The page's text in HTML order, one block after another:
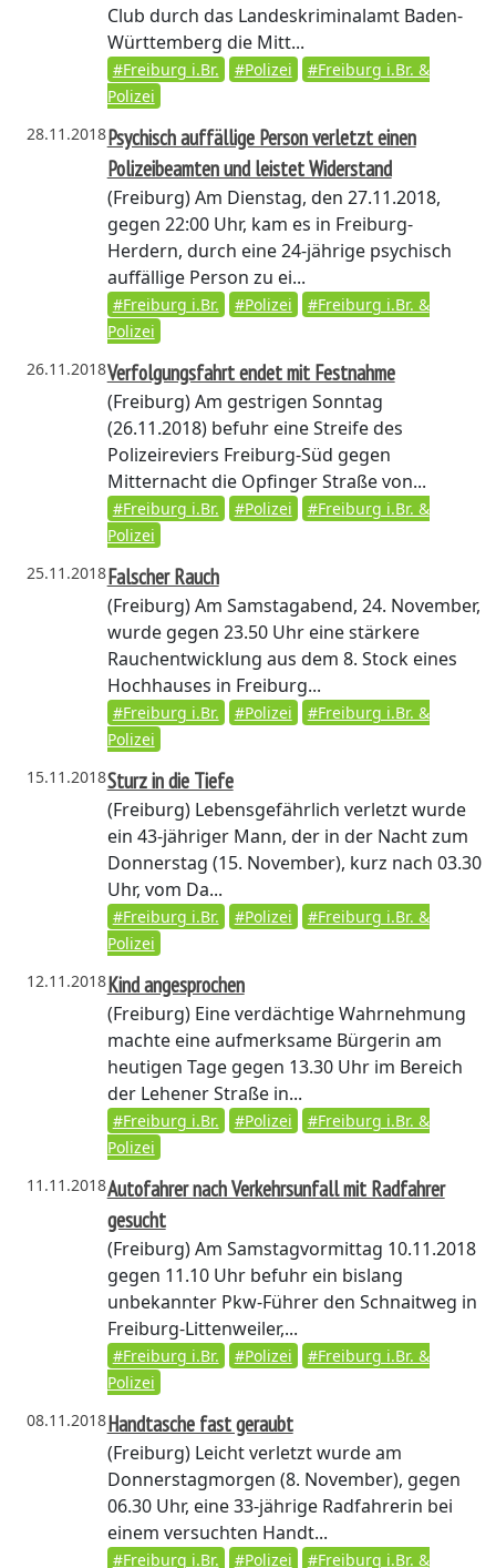
Club durch das Landeskriminalamt Baden-
Württemberg die Mitt...
#Freiburg i.Br. #Polizei
#Freiburg i.Br. &
Polizei
28.11.2018Psychisch auffällige Person verletzt einen
Polizeibeamten und leistet Widerstand
(Freiburg)Am Dienstag, den 27.11.2018,
gegen 22:00 Uhr, kam es in Freiburg-
Herdern, durch eine 24-jährige psychisch
auffällige Person zu ei...
#Freiburg i.Br. #Polizei
#Freiburg i.Br. &
Polizei
26.11.2018Verfolgungsfahrt endet mit Festnahme
(Freiburg)Am gestrigen Sonntag
(26.11.2018) befuhr eine Streife des
Polizeireviers Freiburg-Süd gegen
Mitternacht die Opfinger Straße von...
#Freiburg i.Br. #Polizei
#Freiburg i.Br. &
Polizei
25.11.2018Falscher Rauch
(Freiburg)Am Samstagabend, 24. November,
wurde gegen 23.50 Uhr eine stärkere
Rauchentwicklung aus dem 8. Stock eines
Hochhauses in Freiburg...
#Freiburg i.Br. #Polizei
#Freiburg i.Br. &
Polizei
15.11.2018Sturz in die Tiefe
(Freiburg)Lebensgefährlich verletzt wurde
ein 43-jähriger Mann, der in der Nacht zum
Donnerstag (15. November), kurz nach 03.30
Uhr, vom Da...
#Freiburg i.Br. #Polizei
#Freiburg i.Br. &
Polizei
12.11.2018Kind angesprochen
(Freiburg)Eine verdächtige Wahrnehmung
machte eine aufmerksame Bürgerin am
heutigen Tage gegen 13.30 Uhr im Bereich
der Lehener Straße in...
#Freiburg i.Br. #Polizei
#Freiburg i.Br. &
Polizei
11.11.2018Autofahrer nach Verkehrsunfall mit Radfahrer
gesucht
(Freiburg)Am Samstagvormittag 10.11.2018
gegen 11.10 Uhr befuhr ein bislang
unbekannter Pkw-Führer den Schnaitweg in
Freiburg-Littenweiler,...
#Freiburg i.Br. #Polizei
#Freiburg i.Br. &
Polizei
08.11.2018Handtasche fast geraubt
(Freiburg)Leicht verletzt wurde am
Donnerstagmorgen (8. November), gegen
06.30 Uhr, eine 33-jährige Radfahrerin bei
einem versuchten Handt...
#Freiburg i.Br. #Polizei #Freiburg i.Br. &